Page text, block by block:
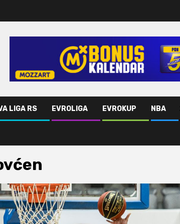
LIGA RS EVROLIGA EVROKUP NBA